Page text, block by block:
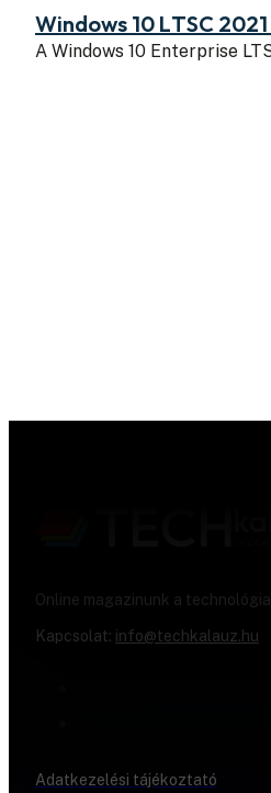
Windows 10 LTSC
A Windows 10 Enterprise
Online magazinunk a
Kapcsolat: info@techkalauz.hu
Adatkezelési tájékoztató